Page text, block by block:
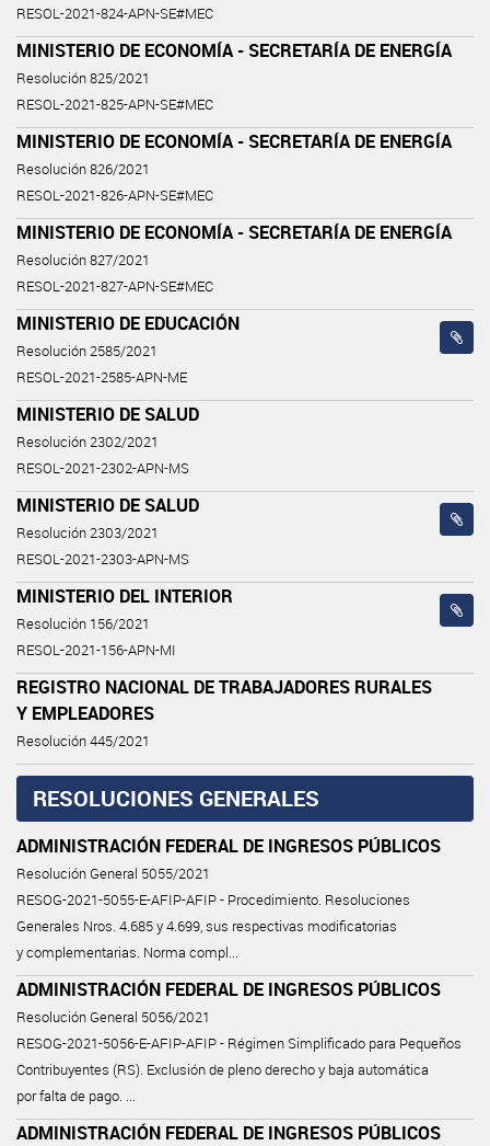
RESOL-2021-824-APN-SE#MEC
MINISTERIO DE ECONOMÍA - SECRETARÍA DE ENERGÍA
Resolución 825/2021
RESOL-2021-825-APN-SE#MEC
MINISTERIO DE ECONOMÍA - SECRETARÍA DE ENERGÍA
Resolución 826/2021
RESOL-2021-826-APN-SE#MEC
MINISTERIO DE ECONOMÍA - SECRETARÍA DE ENERGÍA
Resolución 827/2021
RESOL-2021-827-APN-SE#MEC
MINISTERIO DE EDUCACIÓN
Resolución 2585/2021
RESOL-2021-2585-APN-ME
MINISTERIO DE SALUD
Resolución 2302/2021
RESOL-2021-2302-APN-MS
MINISTERIO DE SALUD
Resolución 2303/2021
RESOL-2021-2303-APN-MS
MINISTERIO DEL INTERIOR
Resolución 156/2021
RESOL-2021-156-APN-MI
REGISTRO NACIONAL DE TRABAJADORES RURALES
Y EMPLEADORES
Resolución 445/2021
RESOLUCIONES GENERALES
ADMINISTRACIÓN FEDERAL DE INGRESOS PÚBLICOS
Resolución General 5055/2021
RESOG-2021-5055-E-AFIP-AFIP - Procedimiento. Resoluciones
Generales Nros. 4.685 y 4.699, sus respectivas modificatorias
y complementarias. Norma compl...
ADMINISTRACIÓN FEDERAL DE INGRESOS PÚBLICOS
Resolución General 5056/2021
RESOG-2021-5056-E-AFIP-AFIP - Régimen Simplificado para Pequeños
Contribuyentes (RS). Exclusión de pleno derecho y baja automática
por falta de pago. ...
ADMINISTRACIÓN FEDERAL DE INGRESOS PÚBLICOS